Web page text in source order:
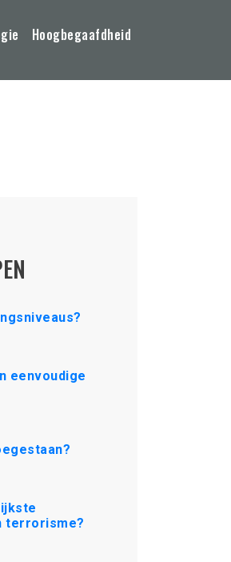
Hoogbegaafdheid
eenvoudige
terrorisme?